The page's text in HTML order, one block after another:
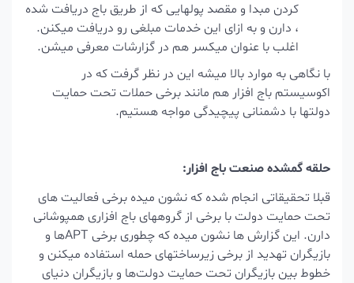
کردن مبدا و مقصد پولهایی که از طریق باج دریافت شده
، دارن و به ازای این خدمات مبلغی رو دریافت میکنن.
اغلب با عنوان میکسر هم در گزارشات معرفی میشن.
با نگاهی به موارد بالا میشه این در نظر گرفت که در
اکوسیستم باج افزار هم مانند برخی حملات تحت حمایت
دولتها با دشمنانی پیچیدگی مواجه هستیم.
حلقه گمشده صنعت باج افزار:
قبلا تحقیقاتی انجام شده که نشون میده برخی فعالیت های
تحت حمایت دولت با برخی از گروههای باج افزاری همپوشانی
دارن. این گزارش ها نشون میده که چطوری برخی APTها و
بازیگران تهدید از برخی زیرساختهای حمله استفاده میکننو
خطوط بین بازیگران تحت حمایت دولت‌ها و بازیگران دنیای